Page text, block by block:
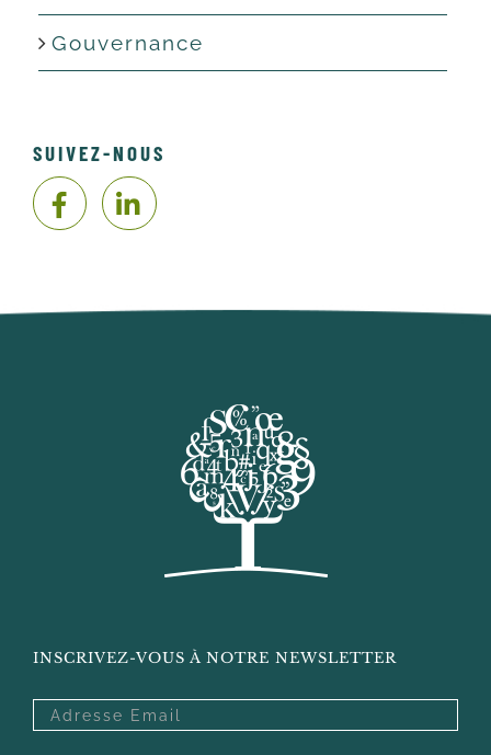
Gouvernance
SUIVEZ-NOUS
INSCRIVEZ-VOUS À NOTRE NEWSLETTER